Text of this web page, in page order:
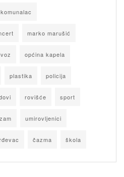
komunalac
marko marušić
općina kapela
plastika policija
rovišće sport
umirovljenici
čazma škola